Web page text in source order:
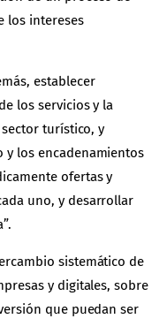
los intereses
establecer
los servicios y la
turístico, y
los encadenamientos
ofertas y
uno, y desarrollar
sistemático de
y digitales, sobre
que puedan ser